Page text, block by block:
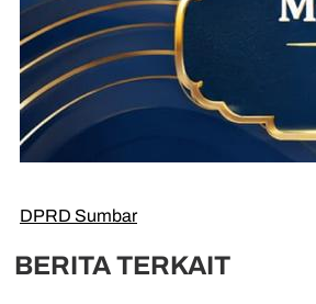
DPRD Sumbar
BERITA TERKAIT